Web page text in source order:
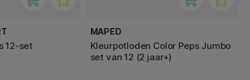
12-set
MAPED
Kleurpotloden Color Peps Jumbo
set van 12 (2 jaar+)